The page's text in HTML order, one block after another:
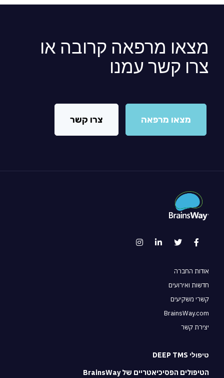
מצאו מרפאה קרובה או
צרו קשר עמנו
מצאו מרפאה צרו קשר
אודות החברה
חדשות ואירועים
קשרי משקיעים
BrainsWay.com
יצירת קשר
טיפולי DEEP TMS
הטיפולים הפסיכיאטריים של BrainsWay